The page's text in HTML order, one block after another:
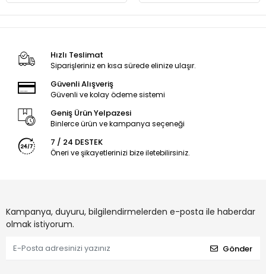
Hızlı Teslimat
Siparişleriniz en kısa sürede elinize ulaşır.
Güvenli Alışveriş
Güvenli ve kolay ödeme sistemi
Geniş Ürün Yelpazesi
Binlerce ürün ve kampanya seçeneği
7 / 24 DESTEK
Öneri ve şikayetlerinizi bize iletebilirsiniz.
Kampanya, duyuru, bilgilendirmelerden e-posta ile haberdar
olmak istiyorum.
Gönder